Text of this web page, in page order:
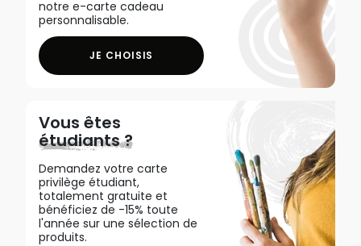
notre e-carte cadeau
personnalisable.
JE CHOISIS
Vous êtes
étudiants ?
Demandez votre carte
privilège étudiant,
totalement gratuite et
bénéficiez de -15% toute
l'année sur une sélection de
produits.